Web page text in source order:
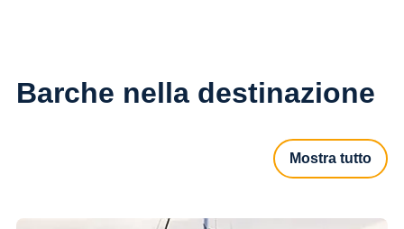
Barche nella destinazione
Mostra tutto